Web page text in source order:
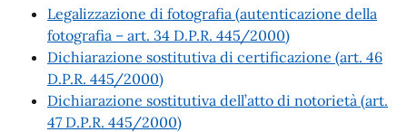
Legalizzazione di fotografia (autenticazione della
fotografia – art. 34 D.P.R. 445/2000)
Dichiarazione sostitutiva di certificazione (art. 46
D.P.R. 445/2000)
Dichiarazione sostitutiva dell’atto di notorietà (art.
47 D.P.R. 445/2000)